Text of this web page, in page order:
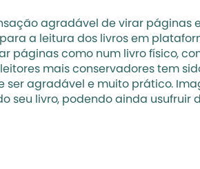
agradável de virar
a leitura dos livros em
páginas como num livro físico,
mais conservadores tem
agradável e muito prático.
livro, podendo ainda usufruir